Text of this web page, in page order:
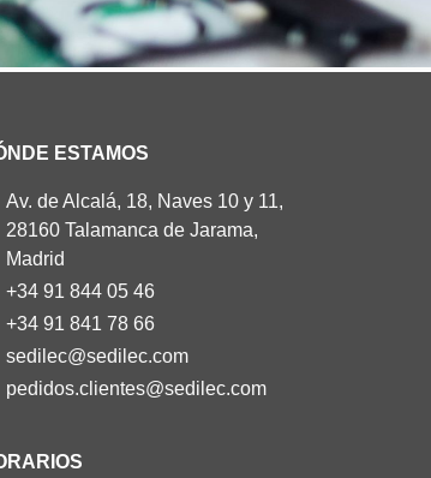
ESTAMOS
Av. de Alcalá, 18, Naves 10 y 11,
28160 Talamanca de Jarama,
Madrid
+34 91 844 05 46
+34 91 841 78 66
sedilec@sedilec.com
pedidos.clientes@sedilec.com